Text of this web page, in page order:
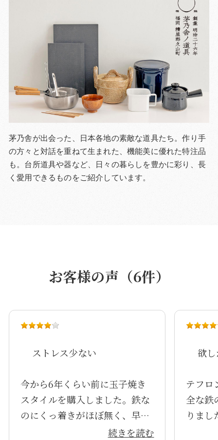
茅乃舎が出会った、日本各地の素敵な道具たち。作り手
の方々と対話を重ねて生まれた、機能美に優れた特注品
も。台所道具や器など、日々の暮らしを豊かに彩り、長
く愛用できるものをご紹介しています。
お客様の声（6件）
ストレス少ない
今から6年くらい前に玉子焼き
スタイルを購入しました。鉄な
のにくっ着きがほぼ無く、早朝
からの夫の弁当作りにストレス
続きを読む
欲
テフ
全な鉄
りま